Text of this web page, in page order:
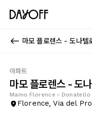
마모 플로렌스 - 도나텔
아파트
마모 플로렌스 - 도
Mamo Florence -
Florence, Via del